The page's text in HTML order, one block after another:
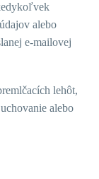
alebo
e-mailovej
lehôt,
alebo